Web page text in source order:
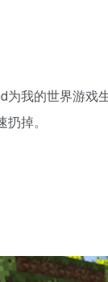
为我的世界游
掉。